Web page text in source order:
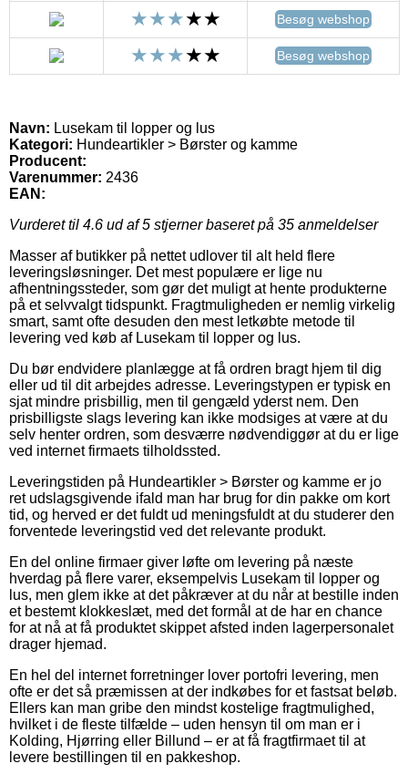
Besøg webshop
Besøg webshop
Navn: Lusekam til lopper og lus
Kategori: Hundeartikler > Børster og kamme
Producent:
Varenummer: 2436
EAN:
Vurderet til 4.6 ud af 5 stjerner baseret på 35 anmeldelser
Masser af butikker på nettet udlover til alt held flere
leveringsløsninger. Det mest populære er lige nu
afhentningssteder, som gør det muligt at hente produkterne
på et selvvalgt tidspunkt. Fragtmuligheden er nemlig virkelig
smart, samt ofte desuden den mest letkøbte metode til
levering ved køb af Lusekam til lopper og lus.
Du bør endvidere planlægge at få ordren bragt hjem til dig
eller ud til dit arbejdes adresse. Leveringstypen er typisk en
sjat mindre prisbillig, men til gengæld yderst nem. Den
prisbilligste slags levering kan ikke modsiges at være at du
selv henter ordren, som desværre nødvendiggør at du er lige
ved internet firmaets tilholdssted.
Leveringstiden på Hundeartikler > Børster og kamme er jo
ret udslagsgivende ifald man har brug for din pakke om kort
tid, og herved er det fuldt ud meningsfuldt at du studerer den
forventede leveringstid ved det relevante produkt.
En del online firmaer giver løfte om levering på næste
hverdag på flere varer, eksempelvis Lusekam til lopper og
lus, men glem ikke at det påkræver at du når at bestille inden
et bestemt klokkeslæt, med det formål at de har en chance
for at nå at få produktet skippet afsted inden lagerpersonalet
drager hjemad.
En hel del internet forretninger lover portofri levering, men
ofte er det så præmissen at der indkøbes for et fastsat beløb.
Ellers kan man gribe den mindst kostelige fragtmulighed,
hvilket i de fleste tilfælde – uden hensyn til om man er i
Kolding, Hjørring eller Billund – er at få fragtfirmaet til at
levere bestillingen til en pakkeshop.